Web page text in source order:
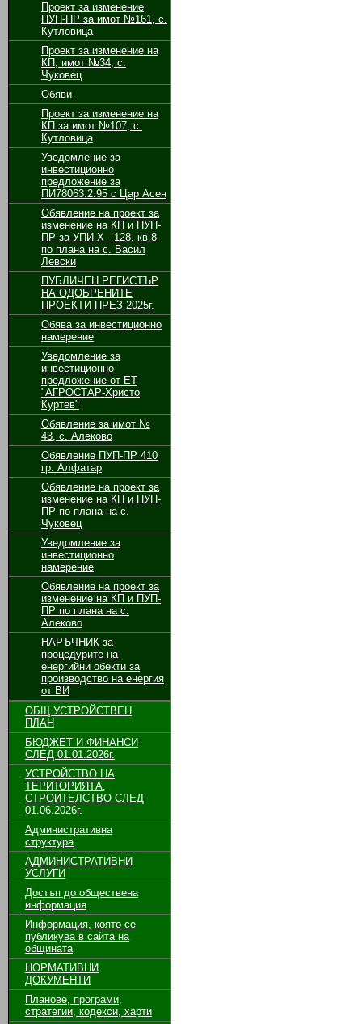
Проект за изменение
ПУП-ПР за имот №161, с.
Кутловица
Проект за изменение на
КП, имот №34, с.
Чуковец
Обяви
Проект за изменение на
КП за имот №107, с.
Кутловица
Уведомление за
инвестиционно
предложение за
ПИ78063.2.95 с Цар Асен
Обявление на проект за
изменение на КП и ПУП-
ПР за УПИ Х - 128, кв.8
по плана на с. Васил
Левски
ПУБЛИЧЕН РЕГИСТЪР
НА ОДОБРЕНИТЕ
ПРОЕКТИ ПРЕЗ 2025г.
Обява за инвестиционно
намерение
Уведомление за
инвестиционно
предложение от ЕТ
"АГРОСТАР-Христо
Куртев"
Обявление за имот №
43, с. Алеково
Обявление ПУП-ПР 410
гр. Алфатар
Обявление на проект за
изменение на КП и ПУП-
ПР по плана на с.
Чуковец
Уведомление за
инвестиционно
намерение
Обявление на проект за
изменение на КП и ПУП-
ПР по плана на с.
Алеково
НАРЪЧНИК за
процедурите на
енергийни обекти за
производство на енергия
от ВИ
ОБЩ УСТРОЙСТВЕН
ПЛАН
БЮДЖЕТ И ФИНАНСИ
СЛЕД 01.01.2026г.
УСТРОЙСТВО НА
ТЕРИТОРИЯТА,
СТРОИТЕЛСТВО СЛЕД
01.06.2026г.
Административна
структура
АДМИНИСТРАТИВНИ
УСЛУГИ
Достъп до обществена
информация
Информация, която се
публикува в сайта на
общината
НОРМАТИВНИ
ДОКУМЕНТИ
Планове, програми,
стратегии, кодекси, харти